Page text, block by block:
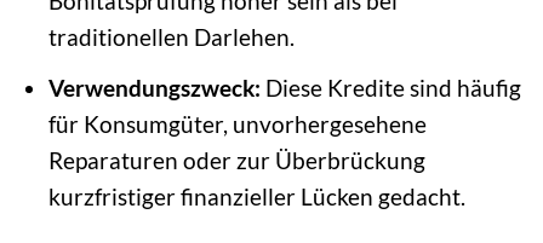
traditionellen Darlehen.
Verwendungszweck: Diese Kredite sind häufig
für Konsumgüter, unvorhergesehene
Reparaturen oder zur Überbrückung
kurzfristiger finanzieller Lücken gedacht.